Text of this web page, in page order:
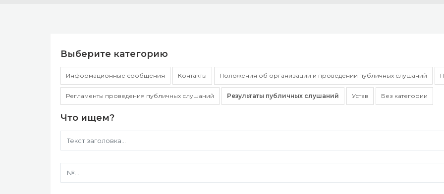
Выберите категорию
Информационные сообщения Контакты Положения об организации и проведении публичных слушаний
Регламенты проведения публичных слушаний Результаты публичных слушаний Устав Без категории
Что ищем?